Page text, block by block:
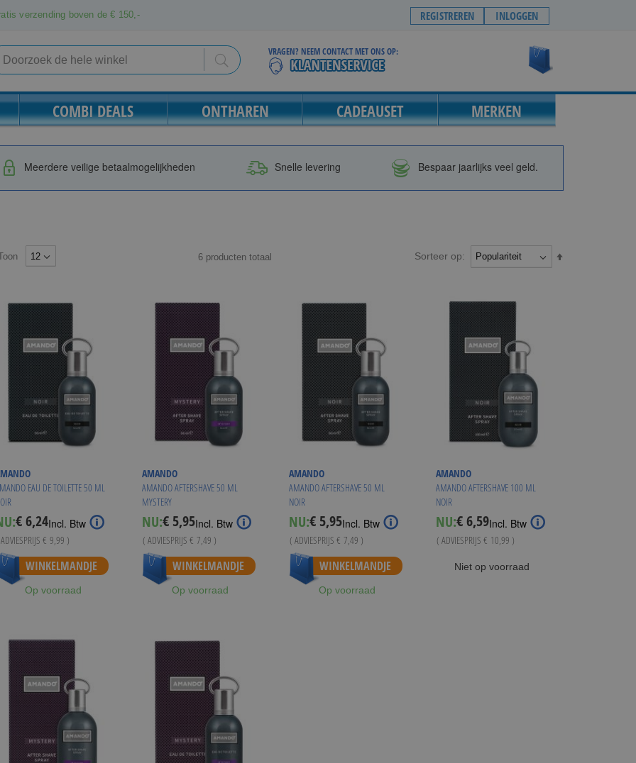
verzending boven de € 150,- REGISTREREN INLOGGEN
Search
VRAGEN? NEEM CONTACT MET ONS OP:
COMBI DEALS ONTHAREN CADEAUSET MERKEN
Meerdere veilige betaalmogelijkheden Snelle levering Bespaar jaarlijks veel geld.
Sorteer op:
6 productentotaal
EAU DE TOILETTE 50 ML
Special
Price
€ 6,24Incl. Btw
€ 9,99 )
WINKELMANDJE
Op voorraad
AMANDO
AMANDO AFTERSHAVE 50 ML
MYSTERY
NU:Special
Price
€ 5,95Incl. Btw
( ADVIESPRIJS € 7,49 )
WINKELMANDJE
Op voorraad
AMANDO
AMANDO AFTERSHAVE 50 ML
NOIR
NU:Special
Price
€ 5,95Incl. Btw
( ADVIESPRIJS € 7,49 )
WINKELMANDJE
Op voorraad
AMANDO
AMANDO AFTERSHAVE 100 ML
NOIR
NU:Special
Price
€ 6,59Incl. Btw
( ADVIESPRIJS € 10,99 )
Niet op voorraad